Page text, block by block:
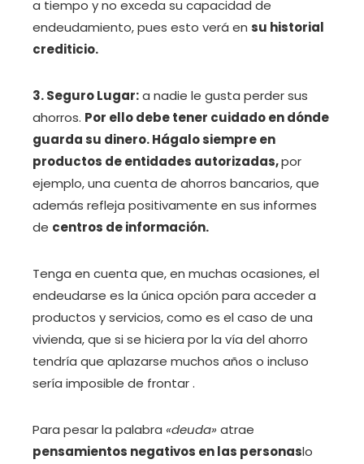
a tiempo y no exceda su capacidad de
endeudamiento, pues esto verá en su historial
crediticio.
3. Seguro Lugar:a nadie le gusta perder sus
ahorros. Por ello debe tener cuidado en dónde
guarda su dinero. Hágalo siempre en
productos de entidades autorizadas,por
ejemplo, una cuenta de ahorros bancarios, que
además refleja positivamente en sus informes
de centros de información.
Tenga en cuenta que, en muchas ocasiones, el
endeudarse es la única opción para acceder a
productos y servicios, como es el caso de una
vivienda, que si se hiciera por la vía del ahorro
tendría que aplazarse muchos años o incluso
sería imposible de frontar .
Para pesar la palabra «deuda»atrae
pensamientos negativos en las personaslo